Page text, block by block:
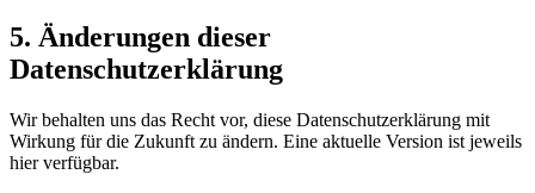
5. Änderungen dieser
Datenschutzerklärung
Wir behalten uns das Recht vor, diese Datenschutzerklärung mit
Wirkung für die Zukunft zu ändern. Eine aktuelle Version ist jeweils
hier verfügbar.